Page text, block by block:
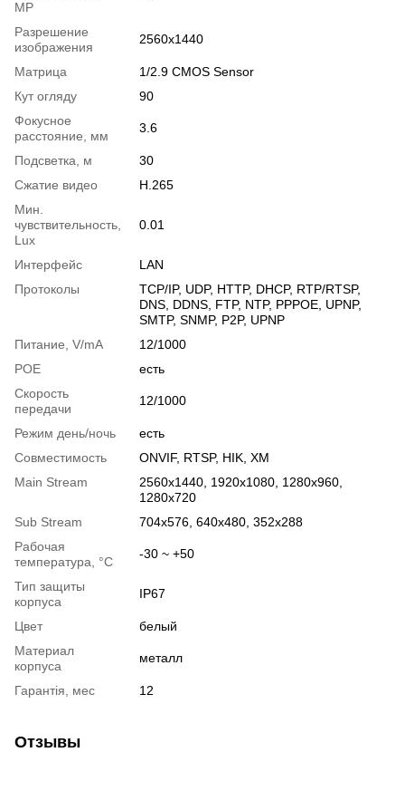
MP
Разрешение
изображения
2560x1440
Матрица
1/2.9 CMOS Sensor
Кут огляду
90
Фокусное
расстояние, мм
3.6
Подсветка, м
30
Сжатие видео
H.265
Мин.
чувствительность,
Lux
0.01
Интерфейс
LAN
Протоколы
TCP/IP, UDP, HTTP, DHCP, RTP/RTSP,
DNS, DDNS, FTP, NTP, PPPOE, UPNP,
SMTP, SNMP, P2P, UPNP
Питание, V/mA
12/1000
РОЕ
есть
Скорость
передачи
12/1000
Режим день/ночь
есть
Совместимость
ONVIF, RTSP, HIK, XM
Main Stream
2560х1440, 1920х1080, 1280х960,
1280х720
Sub Stream
704x576, 640х480, 352x288
Рабочая
температура, °C
-30 ~ +50
Тип защиты
корпуса
IP67
Цвет
белый
Материал
корпуса
металл
Гарантія, мес 12
Отзывы